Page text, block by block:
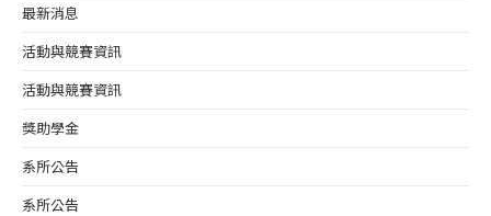
最新消息
活動與競賽資訊
活動與競賽資訊
獎助學金
系所公告
系所公告